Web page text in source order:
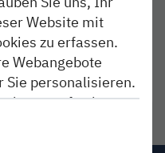
und
2026
PDF Fenster
Website mit
zu erfassen.
Webangebote
Sie personalisieren.
ggf. mit
übermittelt die
USA und stellt